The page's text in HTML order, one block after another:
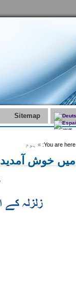
Sitemap
You are here:
» ہوم
میں خوش آمدید